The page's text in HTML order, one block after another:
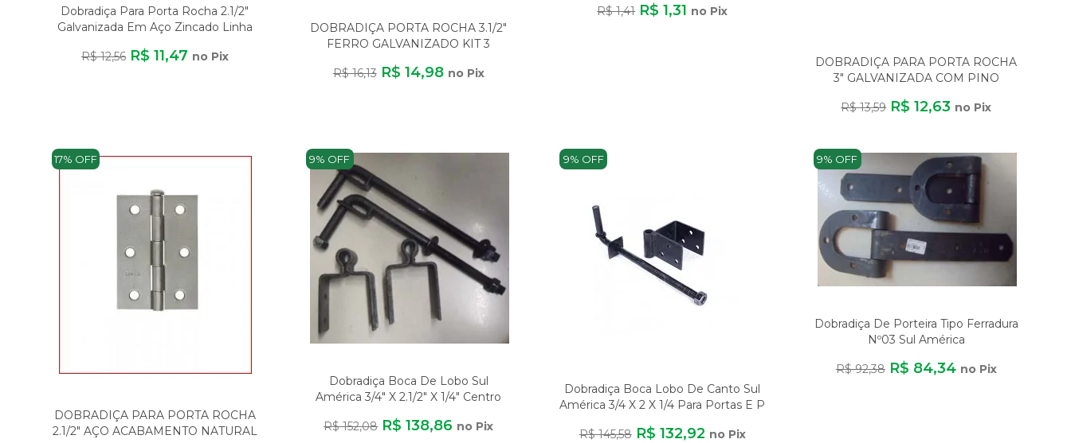
Dobradiça Para Porta Rocha 2.1/2"
Galvanizada Em Aço Zincado Linha
R$ 12,56 R$ 11,47 no Pix
DOBRADIÇA PORTA ROCHA 3.1/2"
FERRO GALVANIZADO KIT 3
R$ 16,13 R$ 14,98 no Pix
R$ 1,41 R$ 1,31 no Pix
DOBRADIÇA PARA PORTA ROCHA
3" GALVANIZADA COM PINO
R$ 13,59 R$ 12,63 no Pix
17% OFF
DOBRADIÇA PARA PORTA ROCHA
2.1/2" AÇO ACABAMENTO NATURAL
9% OFF
Dobradiça Boca De Lobo Sul
América 3/4" X 2.1/2" X 1/4" Centro
R$ 152,08 R$ 138,86 no Pix
9% OFF
Dobradiça Boca Lobo De Canto Sul
América 3/4 X 2 X 1/4 Para Portas E P
R$ 145,58 R$ 132,92 no Pix
9% OFF
Dobradiça De Porteira Tipo Ferradura
Nº03 Sul América
R$ 92,38 R$ 84,34 no Pix